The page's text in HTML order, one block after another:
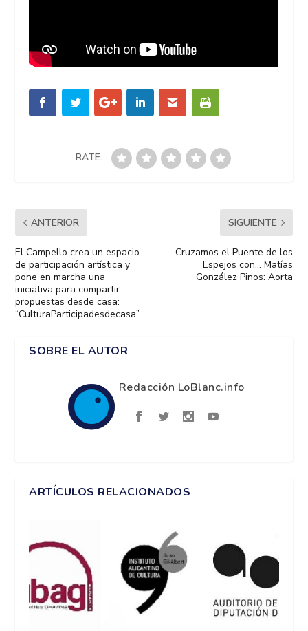
RATE:
ANTERIOR
El Campello crea un espacio
de participación artística y
pone en marcha una
iniciativa para compartir
propuestas desde casa:
“CulturaParticipadesdecasa”
SIGUIENTE
Cruzamos el Puente de los
Espejos con… Matías
González Pinos: Aorta
SOBRE EL AUTOR
Redacción LoBlanc.info
ARTÍCULOS RELACIONADOS